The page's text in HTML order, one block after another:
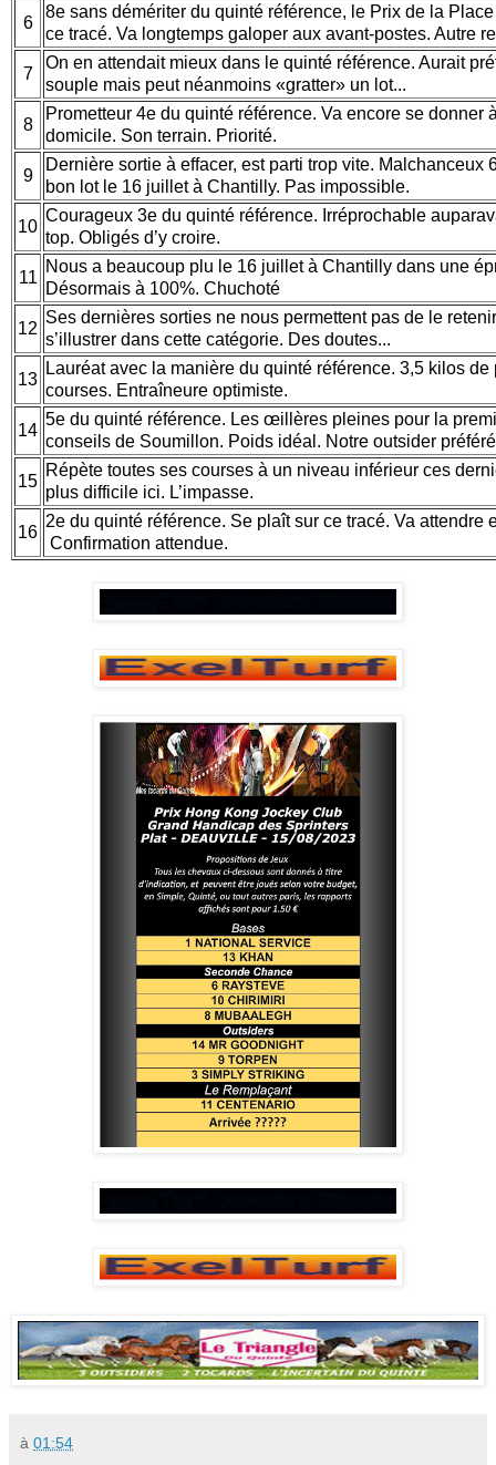
6
8e sans démériter du quinté référence, le Prix de la
ce tracé. Va longtemps galoper aux avant-postes. Autre
7
On en attendait mieux dans le quinté référence. Aurait
souple mais peut néanmoins «gratter» un lot...
8
Prometteur 4e du quinté référence. Va encore se donner
domicile. Son terrain. Priorité.
9
Dernière sortie à effacer, est parti trop vite. Malchanceux
bon lot le 16 juillet à Chantilly. Pas impossible.
10
Courageux 3e du quinté référence. Irréprochable
top. Obligés d’y croire.
11
Nous a beaucoup plu le 16 juillet à Chantilly dans une
Désormais à 100%. Chuchoté
12
Ses dernières sorties ne nous permettent pas de le
s’illustrer dans cette catégorie. Des doutes...
13
Lauréat avec la manière du quinté référence. 3,5 kilos
courses. Entraîneure optimiste.
14
5e du quinté référence. Les œillères pleines pour la
conseils de Soumillon. Poids idéal. Notre outsider
15
Répète toutes ses courses à un niveau inférieur ces
plus difficile ici. L’impasse.
16
2e du quinté référence. Se plaît sur ce tracé. Va attendre
Confirmation attendue.
à 01:54